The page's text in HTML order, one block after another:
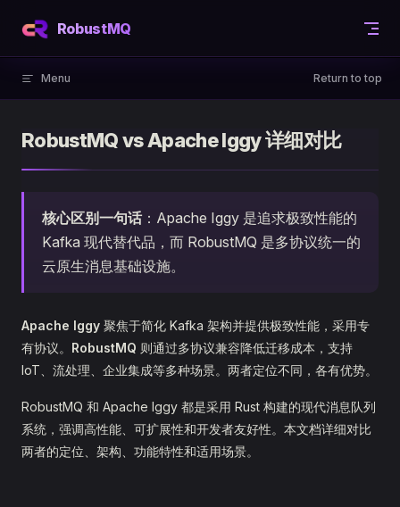
Skip to content
RobustMQ
Menu Return to top
RobustMQ vs Apache Iggy 详细对比
核心区别一句话：Apache Iggy 是追求极致性能的
Kafka 现代替代品，而 RobustMQ 是多协议统一的
云原生消息基础设施。
Apache Iggy 聚焦于简化 Kafka 架构并提供极致性能，采用专
有协议。 RobustMQ 则通过多协议兼容降低迁移成本，支持
IoT、流处理、企业集成等多种场景。两者定位不同，各有优势。
RobustMQ 和 Apache Iggy 都是采用 Rust 构建的现代消息队列
系统，强调高性能、可扩展性和开发者友好性。本文档详细对比
两者的定位、架构、功能特性和适用场景。